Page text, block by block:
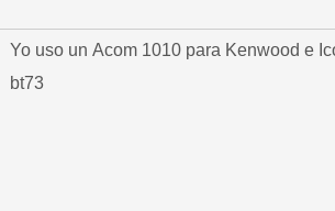
Yo uso un Acom 1010 para Kenwood e
bt73